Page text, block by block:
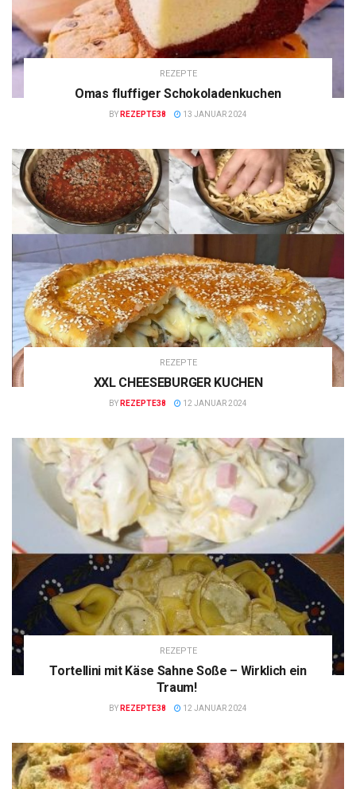
REZEPTE
Omas fluffiger Schokoladenkuchen
BY REZEPTE38 13 JANUAR 2024
REZEPTE
XXL CHEESEBURGER KUCHEN
BY REZEPTE38 12 JANUAR 2024
REZEPTE
Tortellini mit Käse Sahne Soße – Wirklich ein
Traum!
BY REZEPTE38 12 JANUAR 2024